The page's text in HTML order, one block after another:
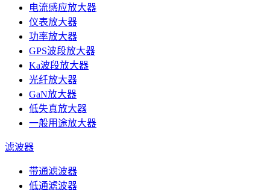
电流感应放大器
仪表放大器
功率放大器
GPS波段放大器
Ka波段放大器
光纤放大器
GaN放大器
低失真放大器
一般用途放大器
滤波器
带通滤波器
低通滤波器